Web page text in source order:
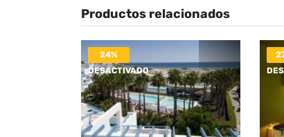
Productos relacionados
24%
DESACTIVADO